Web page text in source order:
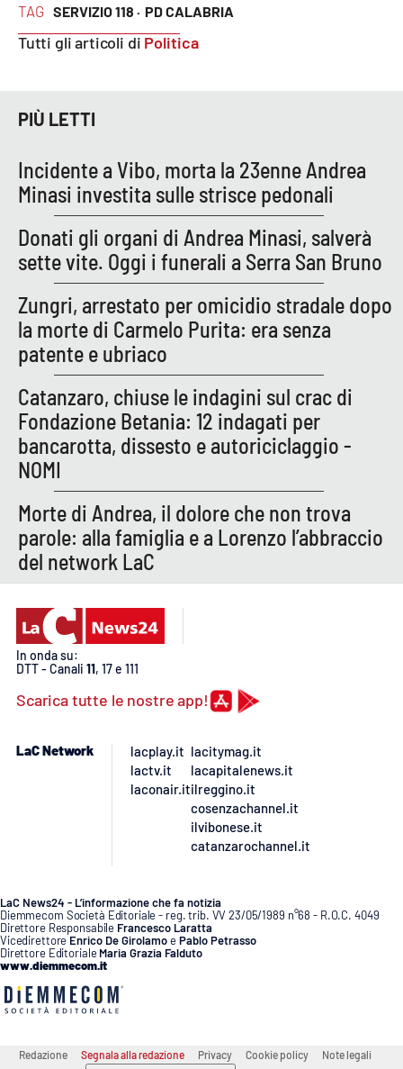
Crotone
Reggio Calabria
Lamezia Terme
PROGETTI
SPECIALI
Buona Sanità Calabria
CALABRIAVISIONE
Destinazioni
Eventi
Food
Storie
LAC
NETWORK
Lacplay.it
Laconair.it
Ilreggino.it
Cosenzachannel.it
Ilvibonese.it
TAG SERVIZIO 118 · PD CALABRIA
Tutti gli articoli di Politica
PIÙ LETTI
Incidente a Vibo, morta la 23enne Andrea
Minasi investita sulle strisce pedonali
Donati gli organi di Andrea Minasi, salverà
sette vite. Oggi i funerali a Serra San Bruno
Zungri, arrestato per omicidio stradale dopo
la morte di Carmelo Purita: era senza
patente e ubriaco
Catanzaro, chiuse le indagini sul crac di
Fondazione Betania: 12 indagati per
bancarotta, dissesto e autoriciclaggio -
NOMI
Morte di Andrea, il dolore che non trova
parole: alla famiglia e a Lorenzo l’abbraccio
del network LaC
In onda su:
DTT - Canali 11, 17 e 111
Scarica tutte le nostre app!
LaC Network
lacplay.it
lactv.it
laconair.it
lacitymag.it
lacapitalenews.it
ilreggino.it
cosenzachannel.it
ilvibonese.it
catanzarochannel.it
LaC News24 - L’informazione che fa notizia
Diemmecom Società Editoriale - reg. trib. VV 23/05/1989 n°68 - R.O.C. 4049
Direttore Responsabile Francesco Laratta
Vicedirettore Enrico De GirolamoePablo Petrasso
Direttore Editoriale Maria Grazia Falduto
www.diemmecom.it
Redazione Segnala alla redazione Privacy Cookie policy Note legali